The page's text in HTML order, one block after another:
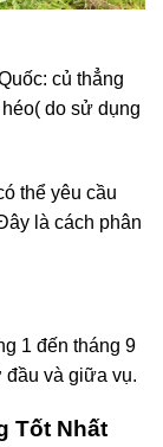
củ thẳng
do sử dụng
thể yêu cầu
là cách phân
1 đến tháng 9
đầu và giữa vụ.
Tốt Nhất